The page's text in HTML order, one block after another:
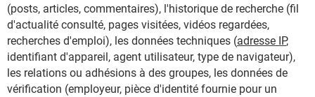
(posts, articles, commentaires), l'historique de recherche (fil
d'actualité consulté, pages visitées, vidéos regardées,
recherches d'emploi), les données techniques (adresse IP,
identifiant d'appareil, agent utilisateur, type de navigateur),
les relations ou adhésions à des groupes, les données de
vérification (employeur, pièce d'identité fournie pour un